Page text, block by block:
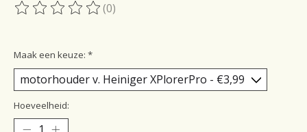
De beoordeling van dit product is
(0)
Maak een keuze: *
Hoeveelheid: